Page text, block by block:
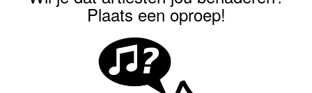
Plaats een oproep!